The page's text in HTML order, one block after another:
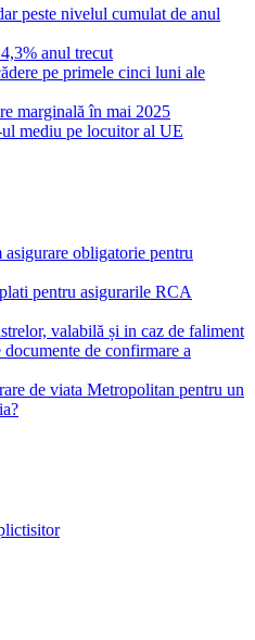
peste nivelul cumulat de anul
anul trecut
pe primele cinci luni ale
marginală în mai 2025
mediu pe locuitor al UE
obligatorie pentru
pentru asigurarile RCA
valabilă și in caz de faliment
de confirmare a
de viata Metropolitan pentru un